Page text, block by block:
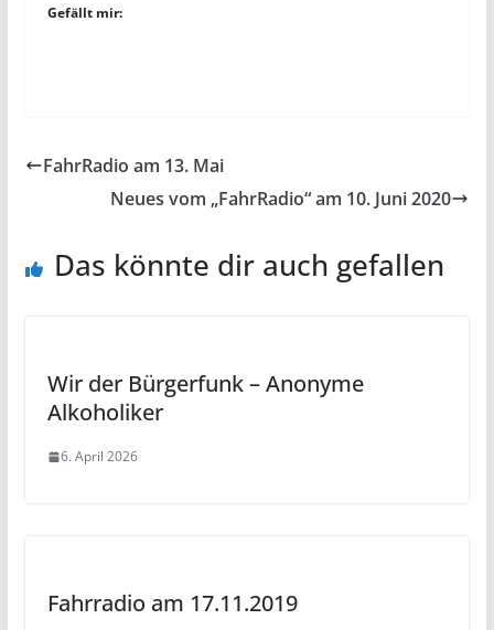
Gefällt mir:
FahrRadio am 13. Mai
Neues vom „FahrRadio“ am 10. Juni 2020
Das könnte dir auch gefallen
Wir der Bürgerfunk – Anonyme
Alkoholiker
6. April 2026
Fahrradio am 17.11.2019